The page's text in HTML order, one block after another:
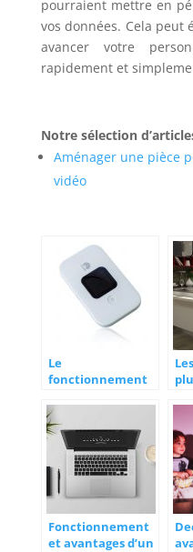
pourraient mettre en
vos données. Cela peut
avancer votre
rapidement et
Notre sélection
Aménager une pièce
vidéo
Le
fonctionnement
d’un hotspot
mobile
Fonctionnement
et avantages d’un